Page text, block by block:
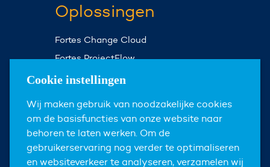
Oplossingen
Fortes Change Cloud
Fortes ProjectFlow
Fortes Milestones
Over ons
Over Fortes
Cookie instellingen
Wij maken gebruik van noodzakelijke cookies
om de basisfuncties van onze website naar
behoren te laten werken. Om de
gebruikerservaring nog verder te optimaliseren
en websiteverkeer te analyseren, verzamelen wij